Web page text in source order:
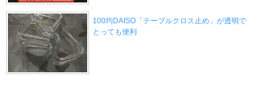
100均DAISO「テーブルクロス止め」が透明で
とっても便利